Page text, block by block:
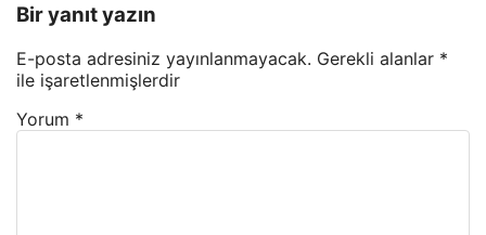
Bir yanıt yazın
E-posta adresiniz yayınlanmayacak. Gerekli alanlar *
ile işaretlenmişlerdir
Yorum *